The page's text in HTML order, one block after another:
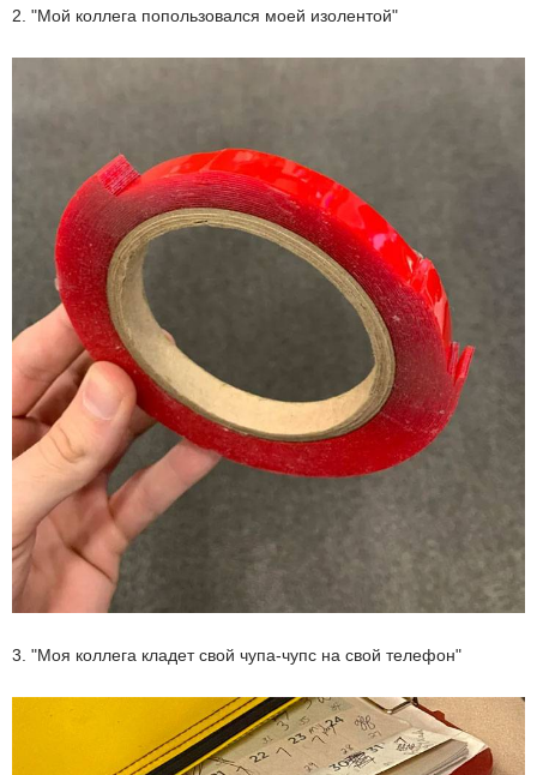
2. "Мой коллега попользовался моей изолентой"
3. "Моя коллега кладет свой чупа-чупс на свой телефон"